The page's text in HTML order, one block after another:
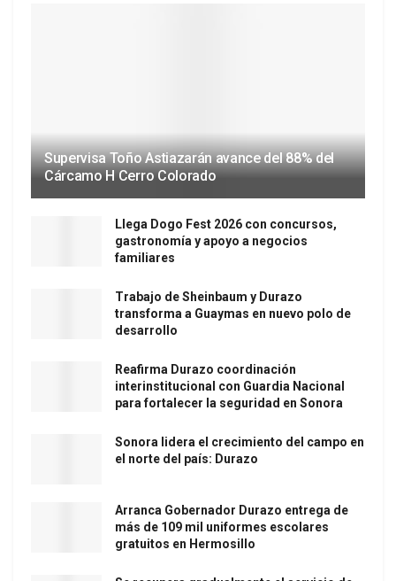
Supervisa Toño Astiazarán avance del 88% del
Cárcamo H Cerro Colorado
Llega Dogo Fest 2026 con concursos,
gastronomía y apoyo a negocios
familiares
Trabajo de Sheinbaum y Durazo
transforma a Guaymas en nuevo polo de
desarrollo
Reafirma Durazo coordinación
interinstitucional con Guardia Nacional
para fortalecer la seguridad en Sonora
Sonora lidera el crecimiento del campo en
el norte del país: Durazo
Arranca Gobernador Durazo entrega de
más de 109 mil uniformes escolares
gratuitos en Hermosillo